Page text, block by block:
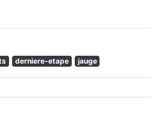
derniere-etape jauge